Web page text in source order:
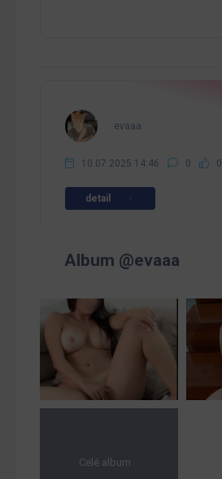
evaaa
10.07.2025 14:46 0 0
detail
Album @evaaa
Celé album